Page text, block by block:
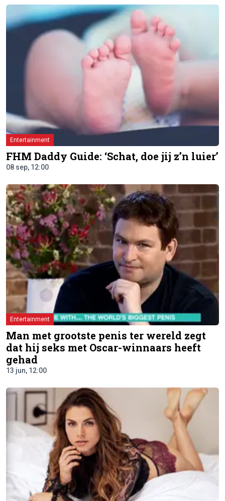
Entertainment
FHM Daddy Guide: ‘Schat, doe jij z’n luier’
08 sep, 12:00
Entertainment
Man met grootste penis ter wereld zegt
dat hij seks met Oscar-winnaars heeft
gehad
13 jun, 12:00